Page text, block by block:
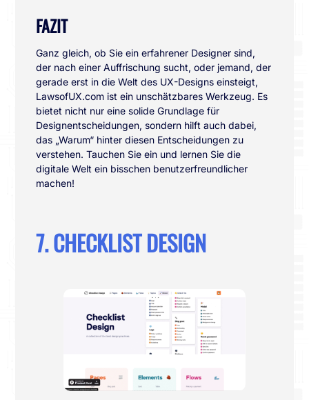
FAZIT
Ganz gleich, ob Sie ein erfahrener Designer sind,
der nach einer Auffrischung sucht, oder jemand, der
gerade erst in die Welt des UX-Designs einsteigt,
LawsofUX.com ist ein unschätzbares Werkzeug. Es
bietet nicht nur eine solide Grundlage für
Designentscheidungen, sondern hilft auch dabei,
das „Warum“ hinter diesen Entscheidungen zu
verstehen. Tauchen Sie ein und lernen Sie die
digitale Welt ein bisschen benutzerfreundlicher
machen!
7. CHECKLIST DESIGN